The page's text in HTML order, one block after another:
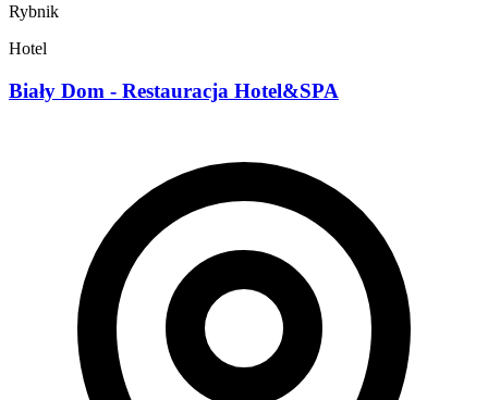
Rybnik
Hotel
Biały Dom - Restauracja Hotel&SPA